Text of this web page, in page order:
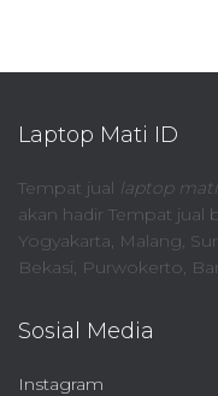
Laptop Mati ID
Tempat jual laptop mati
akan hadir Tempat jual
Yogyakarta, Malang,
Bekasi, Purwokerto,
Sosial Media
Instagram